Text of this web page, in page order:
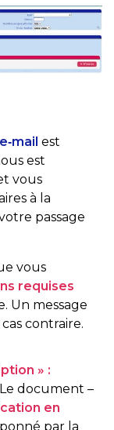
est
est
vous
à la
passage
vous
requises
Un message
contraire.
» :
Le document –
en
par la